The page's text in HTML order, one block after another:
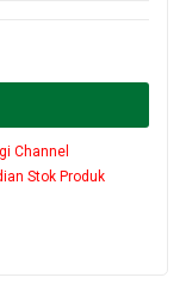
Channel
Stok Produk